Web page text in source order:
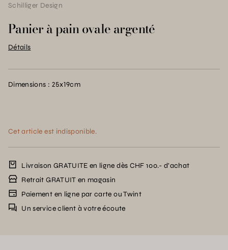
Schilliger Design
Panier à pain ovale argenté
Détails
Dimensions : 25x19cm
Cet article est indisponible.
Livraison GRATUITE en ligne dès CHF 100.- d’achat
Retrait GRATUIT en magasin
Paiement en ligne par carte ou Twint
Un service client à votre écoute